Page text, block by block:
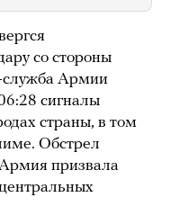
со стороны
служба Армии
сигналы
страны, в том
Обстрел
призвала